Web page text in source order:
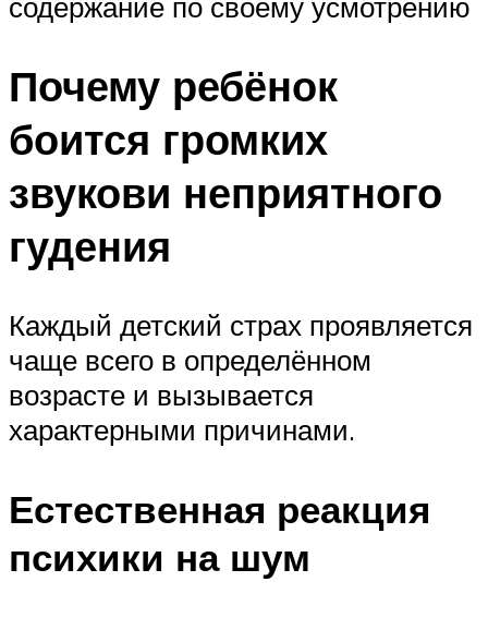
Почему ребёнок
боится громких
звукови неприятного
гудения
Каждый детский страх проявляется
чаще всего в определённом
возрасте и вызывается
характерными причинами.
Естественная реакция
психики на шум